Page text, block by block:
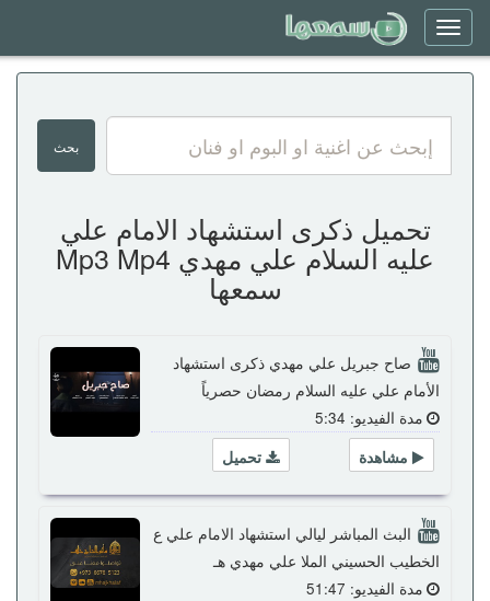
Toggle
navigation
تحميل ذكرى استشهاد الامام علي
عليه السلام علي مهدي Mp3 Mp4
سمعها
صاح جبريل علي مهدي ذكرى استشهاد
الأمام علي عليه السلام رمضان حصرياً
مدة الفيديو: 5:34
تحميل
مشاهدة
البث المباشر ليالي استشهاد الامام علي ع
الخطيب الحسيني الملا علي مهدي هـ
مدة الفيديو: 51:47